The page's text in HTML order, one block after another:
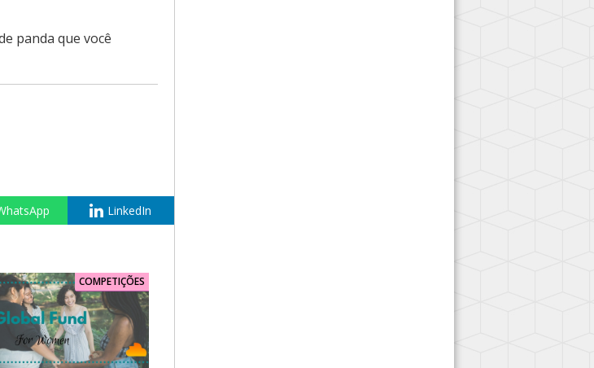
panda que você
LinkedIn
COMPETIÇÕES